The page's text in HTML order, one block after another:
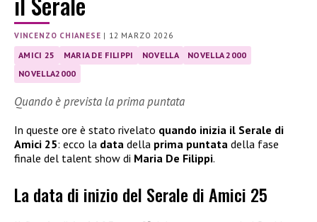
VINCENZO CHIANESE | 12 MARZO 2026
AMICI 25 MARIA DE FILIPPI NOVELLA
NOVELLA 2000
NOVELLA2000
Quando è prevista la prima puntata
In queste ore è stato rivelato quando inizia il Serale di
Amici 25: ecco la data della prima puntata della fase
finale del talent show di Maria De Filippi.
La data di inizio del Serale di Amici 25